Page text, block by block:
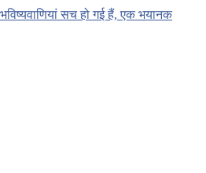
सच हो गई हैं, एक भयानक